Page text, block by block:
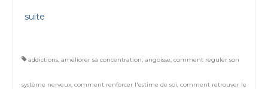
suite­­
addictions, améliorer sa concentration, angoisse, comment reguler son
système nerveux, comment renforcer l'estime de soi, comment retrouver le